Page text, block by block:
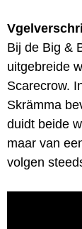
Bij de Big &
uitgebreide
Scarecrow.
Skrämma
duidt beide
maar van
volgen